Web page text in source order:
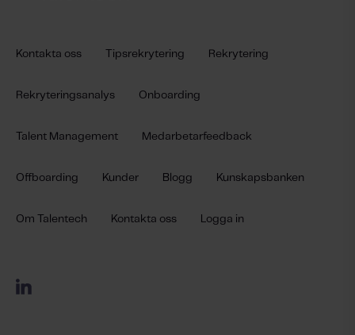
Kontakta oss Tipsrekrytering Rekrytering
Rekryteringsanalys Onboarding
Talent Management Medarbetarfeedback
Offboarding Kunder Blogg Kunskapsbanken
Om Talentech Kontakta oss Logga in